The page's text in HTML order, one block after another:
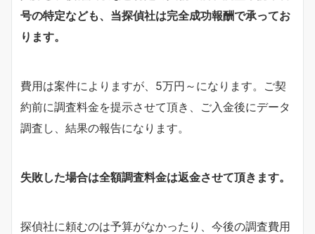
号の特定なども、当探偵社は完全成功報酬で承ってお
ります。
費用は案件によりますが、5万円～になります。ご契
約前に調査料金を提示させて頂き、ご入金後にデータ
調査し、結果の報告になります。
失敗した場合は全額調査料金は返金させて頂きます。
探偵社に頼むのは予算がなかったり、今後の調査費用